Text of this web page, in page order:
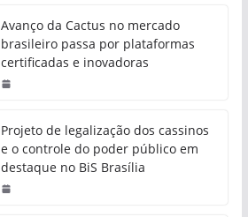
Avanço da Cactus no mercado
brasileiro passa por plataformas
certificadas e inovadoras
Projeto de legalização dos cassinos
e o controle do poder público em
destaque no BiS Brasília